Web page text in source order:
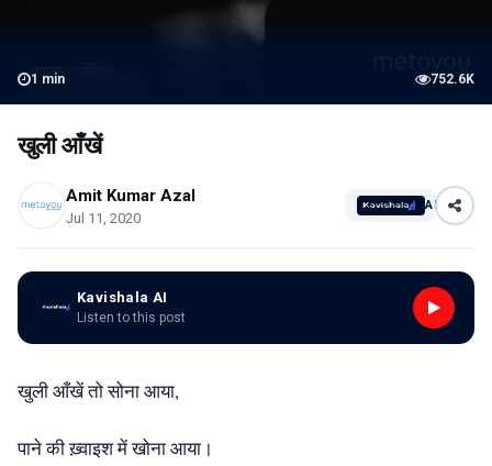
1 min 752.6K
खुली आँखें
Amit Kumar Azal
Jul 11, 2020
AI
Kavishala AI
Listen to this post
खुली आँखें तो सोना आया,
पाने की ख़्वाइश में खोना आया।